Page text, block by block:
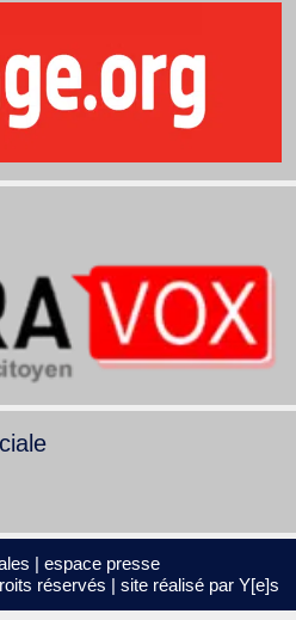
| espace presse
réservés | site réalisé par Y[e]s